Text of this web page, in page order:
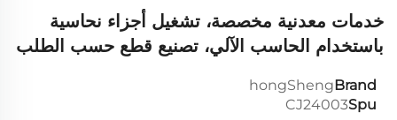
خدمات معدنية مخصصة، تشغيل أجزاء نحاسية
باستخدام الحاسب الآلي، تصنيع قطع حسب الطلب
Brand
hongSheng
Spu
CJ24003